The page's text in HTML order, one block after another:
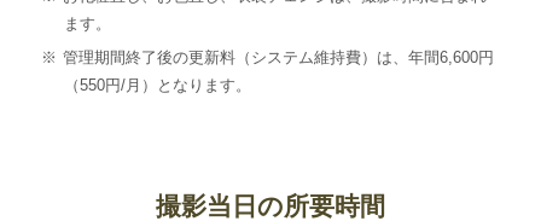
ます。
管理期間終了後の更新料（システム維持費）は、年間6,600円
（550円/月）となります。
撮影当日の所要時間